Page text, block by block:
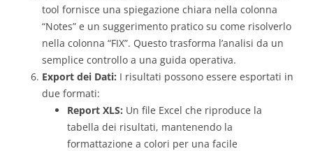
tool fornisce una spiegazione chiara nella colonna
“Notes” e un suggerimento pratico su come risolverlo
nella colonna “FIX”. Questo trasforma l’analisi da un
semplice controllo a una guida operativa.
Export dei Dati: I risultati possono essere esportati in
due formati:
Report XLS: Un file Excel che riproduce la
tabella dei risultati, mantenendo la
formattazione a colori per una facile